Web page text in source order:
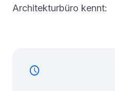
Architekturbüro kennt:
schedule